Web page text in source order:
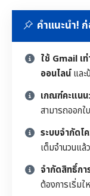
คำแนะนำ!
ใช้ Gmail เ
ออนไลน์และ
เกณฑ์คะแนน:
สามารถออกใ
ระบบจำกัดโ
เต็มจำนวนแล้
จำกัดสิทธิ์กา
ต้องการเริ่ม